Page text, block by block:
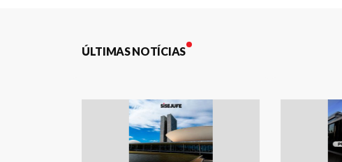
ÚLTIMAS NOTÍCIAS